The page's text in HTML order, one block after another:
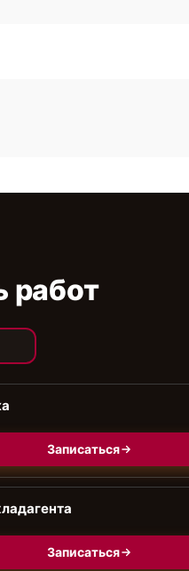
работ
Записаться
Записаться